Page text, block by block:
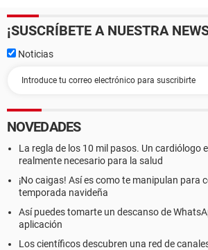
¡SUSCRÍBETE A NUESTRA
Noticias
NOVEDADES
La regla de los 10 mil pasos. Un cardiólogo
realmente necesario para la salud
¡No caigas! Así es como te manipulan para
temporada navideña
Así puedes tomarte un descanso de
aplicación
Los científicos descubren una red de